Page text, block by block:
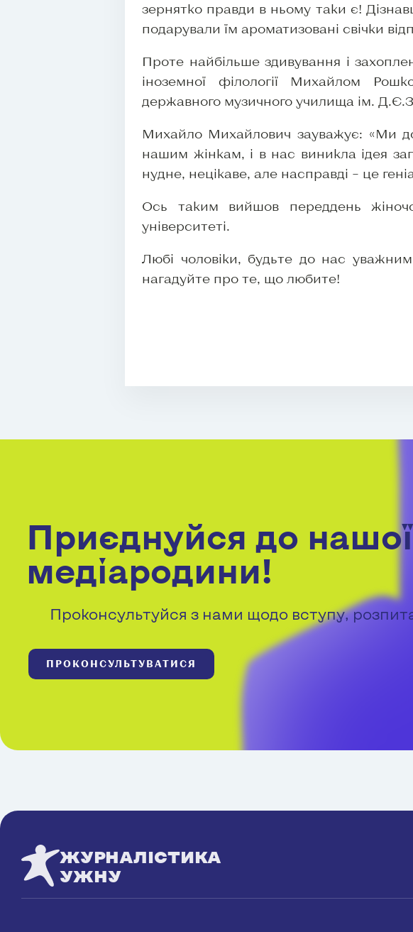
зернятко правди в ньому таки є!
подарували їм ароматизовані свічки
Проте найбільше здивування і
іноземної філології Михайлом
державного музичного училища ім.
Михайло Михайлович зауважує: «Ми
нашим жінкам, і в нас виникла ідея
нудне, нецікаве, але насправді – це
Ось таким вийшов переддень
університеті.
Любі чоловіки, будьте до нас
нагадуйте про те, що любите!
Приєднуйся до нашої
медіародини!
Проконсультуйся з нами щодо вступу,
ПРОКОНСУЛЬТУВАТИСЯ
ЖУРНАЛІСТИКА
УЖНУ